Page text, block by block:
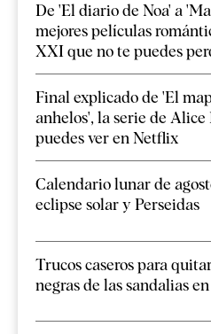
De 'El diario de Noa' a
mejores películas
XXI que no te puedes
Final explicado de 'El
anhelos', la serie de
puedes ver en Netflix
Calendario lunar de
eclipse solar y Perseidas
Trucos caseros para
negras de las sandalias